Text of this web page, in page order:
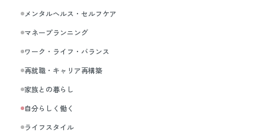
メンタルヘルス・セルフケア
マネープランニング
ワーク・ライフ・バランス
再就職・キャリア再構築
家族との暮らし
自分らしく働く
ライフスタイル